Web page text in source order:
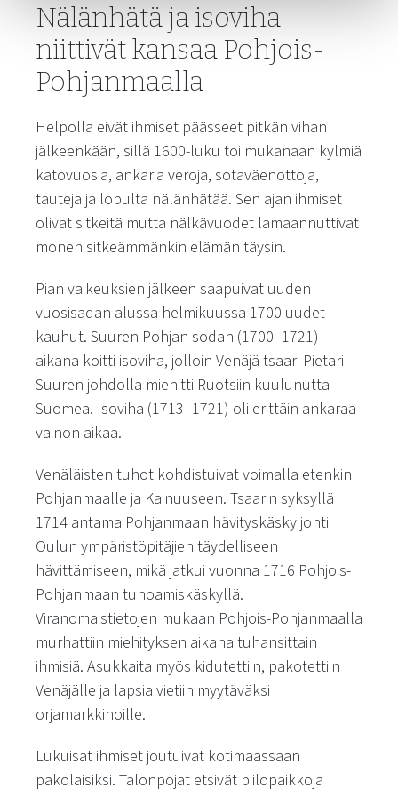
Nälänhätä ja isoviha
niittivät kansaa Pohjois-
Pohjanmaalla
Helpolla eivät ihmiset päässeet pitkän vihan
jälkeenkään, sillä 1600-luku toi mukanaan kylmiä
katovuosia, ankaria veroja, sotaväenottoja,
tauteja ja lopulta nälänhätää. Sen ajan ihmiset
olivat sitkeitä mutta nälkävuodet lamaannuttivat
monen sitkeämmänkin elämän täysin.
Pian vaikeuksien jälkeen saapuivat uuden
vuosisadan alussa helmikuussa 1700 uudet
kauhut. Suuren Pohjan sodan (1700–1721)
aikana koitti isoviha, jolloin Venäjä tsaari Pietari
Suuren johdolla miehitti Ruotsiin kuulunutta
Suomea. Isoviha (1713–1721) oli erittäin ankaraa
vainon aikaa.
Venäläisten tuhot kohdistuivat voimalla etenkin
Pohjanmaalle ja Kainuuseen. Tsaarin syksyllä
1714 antama Pohjanmaan hävityskäsky johti
Oulun ympäristöpitäjien täydelliseen
hävittämiseen, mikä jatkui vuonna 1716 Pohjois-
Pohjanmaan tuhoamiskäskyllä.
Viranomaistietojen mukaan Pohjois-Pohjanmaalla
murhattiin miehityksen aikana tuhansittain
ihmisiä. Asukkaita myös kidutettiin, pakotettiin
Venäjälle ja lapsia vietiin myytäväksi
orjamarkkinoille.
Lukuisat ihmiset joutuivat kotimaassaan
pakolaisiksi. Talonpojat etsivät piilopaikkoja